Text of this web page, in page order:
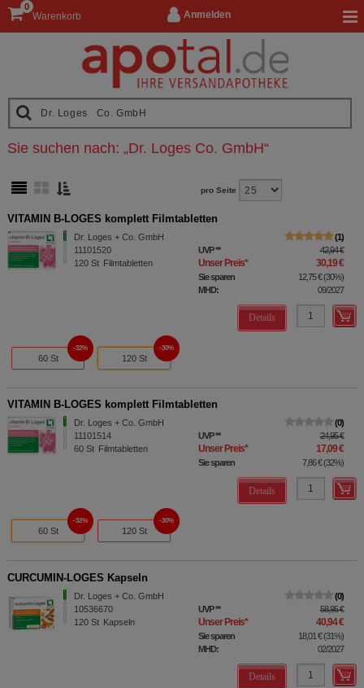
Anmelden
Warenkorb
0
Sie suchen nach: „Dr. Loges Co. GmbH“
pro Seite
VITAMIN B-LOGES komplett Filmtabletten
Dr. Loges + Co. GmbH
11101520
120 St Filmtabletten
1
UVP** 42,94 €
Unser Preis* 30,19 €
Sie sparen 12,75 €(30%)
MHD:
09/2027
Details
60 St
32%
120 St
30%
VITAMIN B-LOGES komplett Filmtabletten
Dr. Loges + Co. GmbH
11101514
60 St Filmtabletten
0
UVP** 24,95 €
Unser Preis* 17,09 €
Sie sparen 7,86 €(32%)
Details
60 St
32%
120 St
30%
CURCUMIN-LOGES Kapseln
Dr. Loges + Co. GmbH
10536670
120 St Kapseln
0
UVP** 58,95 €
Unser Preis* 40,94 €
Sie sparen 18,01 €(31%)
MHD:
02/2027
Details